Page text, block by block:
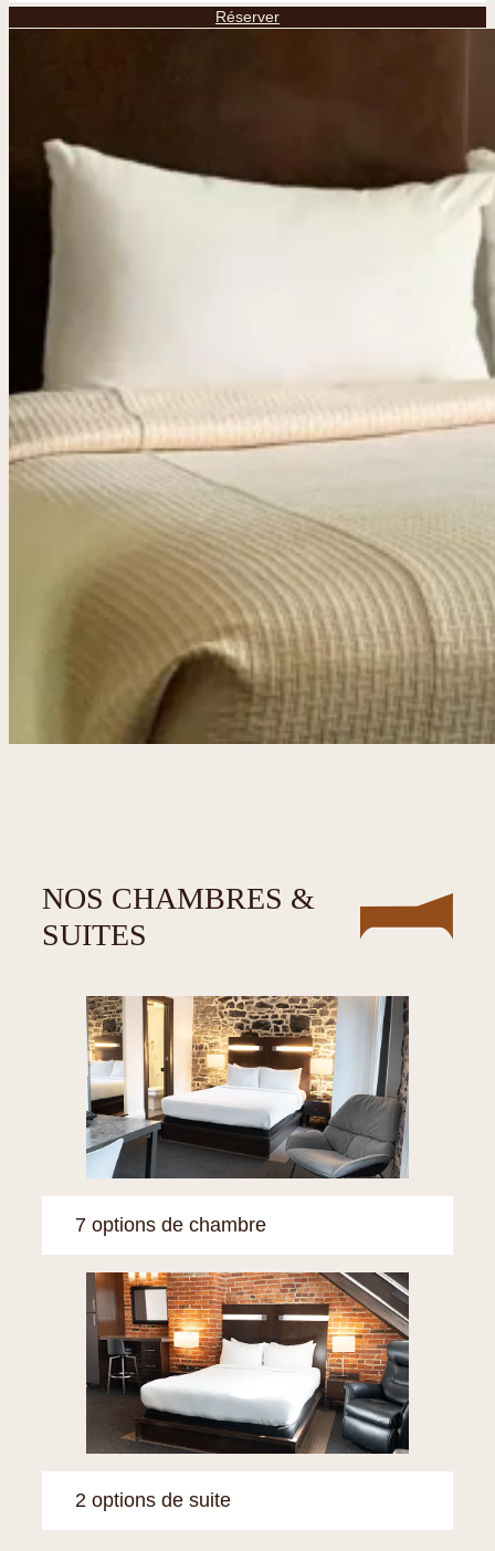
Réserver
NOS CHAMBRES &
SUITES
7 options de chambre
2 options de suite